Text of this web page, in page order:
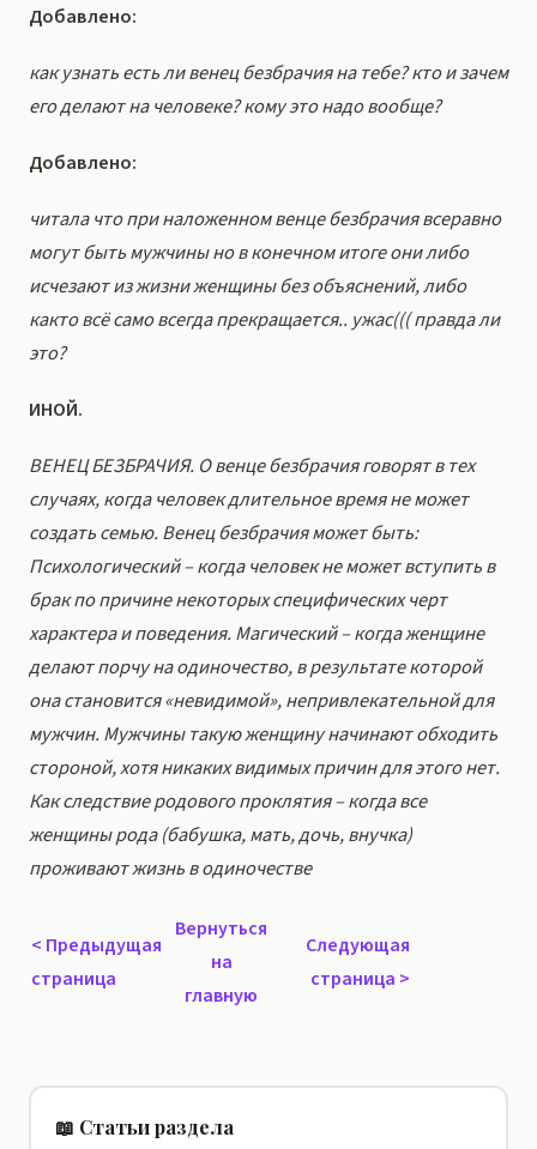
Добавлено:
как узнать есть ли венец безбрачия на тебе? кто и зачем
его делают на человеке? кому это надо вообще?
Добавлено:
читала что при наложенном венце безбрачия всеравно
могут быть мужчины но в конечном итоге они либо
исчезают из жизни женщины без объяснений, либо
както всё само всегда прекращается.. ужас((( правда ли
это?
ИНОЙ.
ВЕНЕЦ БЕЗБРАЧИЯ. О венце безбрачия говорят в тех
случаях, когда человек длительное время не может
создать семью. Венец безбрачия может быть:
Психологический – когда человек не может вступить в
брак по причине некоторых специфических черт
характера и поведения. Магический – когда женщине
делают порчу на одиночество, в результате которой
она становится «невидимой», непривлекательной для
мужчин. Мужчины такую женщину начинают обходить
стороной, хотя никаких видимых причин для этого нет.
Как следствие родового проклятия – когда все
женщины рода (бабушка, мать, дочь, внучка)
проживают жизнь в одиночестве
< Предыдущая
страница
Вернуться
на
главную
Следующая
страница >
📖 Статьи раздела